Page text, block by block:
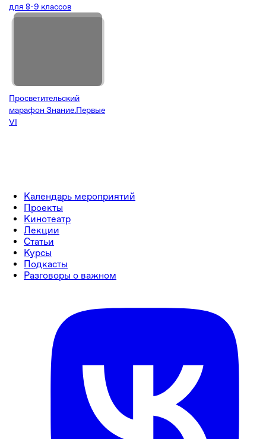
для 8-9 классов
Просветительский
марафон Знание.Первые
VI
Календарь мероприятий
Проекты
Кинотеатр
Лекции
Статьи
Курсы
Подкасты
Разговоры о важном